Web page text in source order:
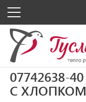
07742638-
С